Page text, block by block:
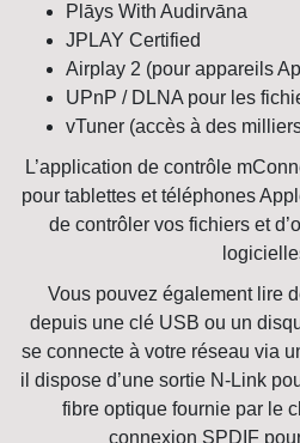
Plāys With Audirvāna
JPLAY Certified
Airplay 2 (pour appareils
UPnP / DLNA pour les
vTuner (accès à des
L’application de contrôle
pour tablettes et téléphones
de contrôler vos fichiers et
Vous pouvez également lire
depuis une clé USB ou un
se connecte à votre réseau via
il dispose d’une sortie N-Link
fibre optique fournie par le
connexion SPDIF